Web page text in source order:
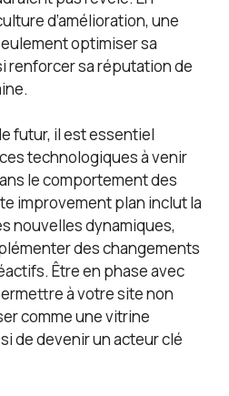
d’amélioration, une
optimiser sa
renforcer sa réputation de
futur, il est essentiel
technologiques à venir
le comportement des
improvement plan inclut la
nouvelles dynamiques,
des changements
Être en phase avec
à votre site non
comme une vitrine
de devenir un acteur clé